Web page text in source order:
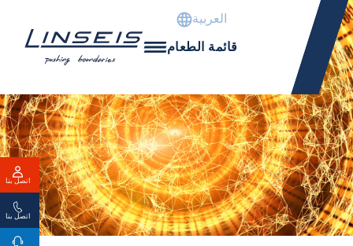
العربية
قائمة الطعام
اتصل بنا
اتصل بنا